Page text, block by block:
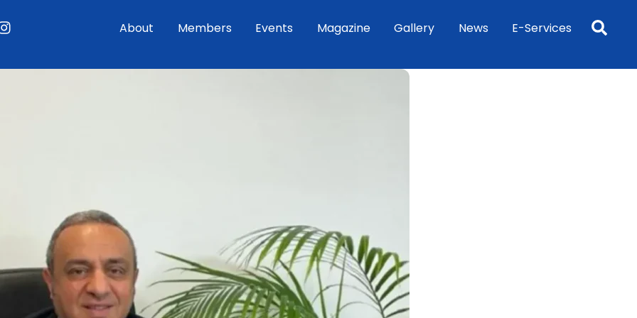
About Members Events Magazine Gallery News E-Services